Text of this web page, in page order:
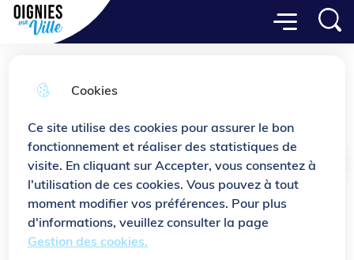
Cookies
Ce site utilise des cookies pour assurer le bon
fonctionnement et réaliser des statistiques de
visite. En cliquant sur Accepter, vous consentez à
l'utilisation de ces cookies. Vous pouvez à tout
moment modifier vos préférences. Pour plus
d'informations, veuillez consulter la page
Gestion des cookies.
Aller
au
menu
principal
Consulter
le plan
du site
Ville de Oignies
Menu principal
Menu
A.C.A.P.F.
Accueil
Association pour la Conservation
d'Ambulants Postaux Ferroviaires